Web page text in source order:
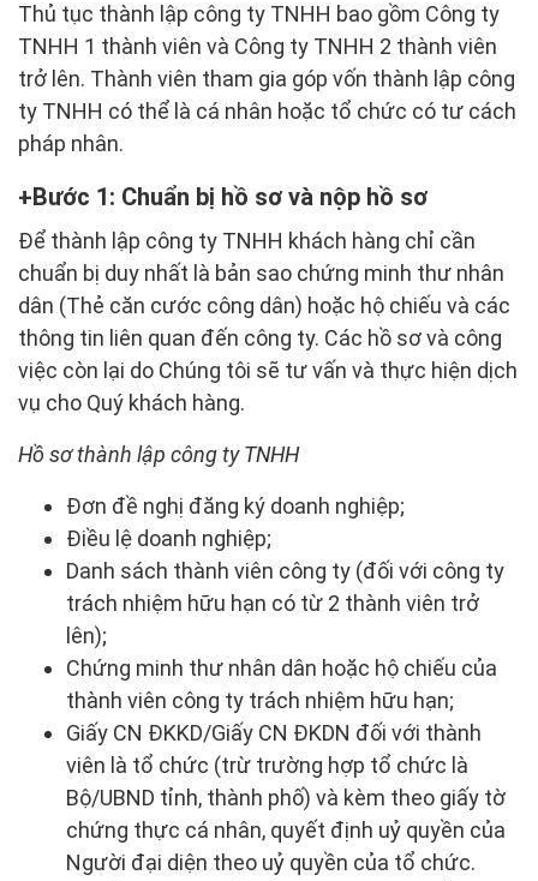
Thủ tục thành lập công ty TNHH bao gồm Công ty
TNHH 1 thành viên và Công ty TNHH 2 thành viên
trở lên. Thành viên tham gia góp vốn thành lập công
ty TNHH có thể là cá nhân hoặc tổ chức có tư cách
pháp nhân.
Bước 1: Chuẩn bị hồ sơ và nộp hồ sơ
Để thành lập công ty TNHH khách hàng chỉ cần
chuẩn bị duy nhất là bản sao chứng minh thư nhân
dân (Thẻ căn cước công dân) hoặc hộ chiếu và các
thông tin liên quan đến công ty. Các hồ sơ và công
việc còn lại do Chúng tôi sẽ tư vấn và thực hiện dịch
vụ cho Quý khách hàng.
Hồ sơ thành lập công ty TNHH
Đơn đề nghị đăng ký doanh nghiệp;
Điều lệ doanh nghiệp;
Danh sách thành viên công ty (đối với công ty
trách nhiệm hữu hạn có từ 2 thành viên trở
lên);
Chứng minh thư nhân dân hoặc hộ chiếu của
thành viên công ty trách nhiệm hữu hạn;
Giấy CN ĐKKD/Giấy CN ĐKDN đối với thành
viên là tổ chức (trừ trường hợp tổ chức là
Bộ/UBND tỉnh, thành phố) và kèm theo giấy tờ
chứng thực cá nhân, quyết định uỷ quyền của
Người đại diện theo uỷ quyền của tổ chức.